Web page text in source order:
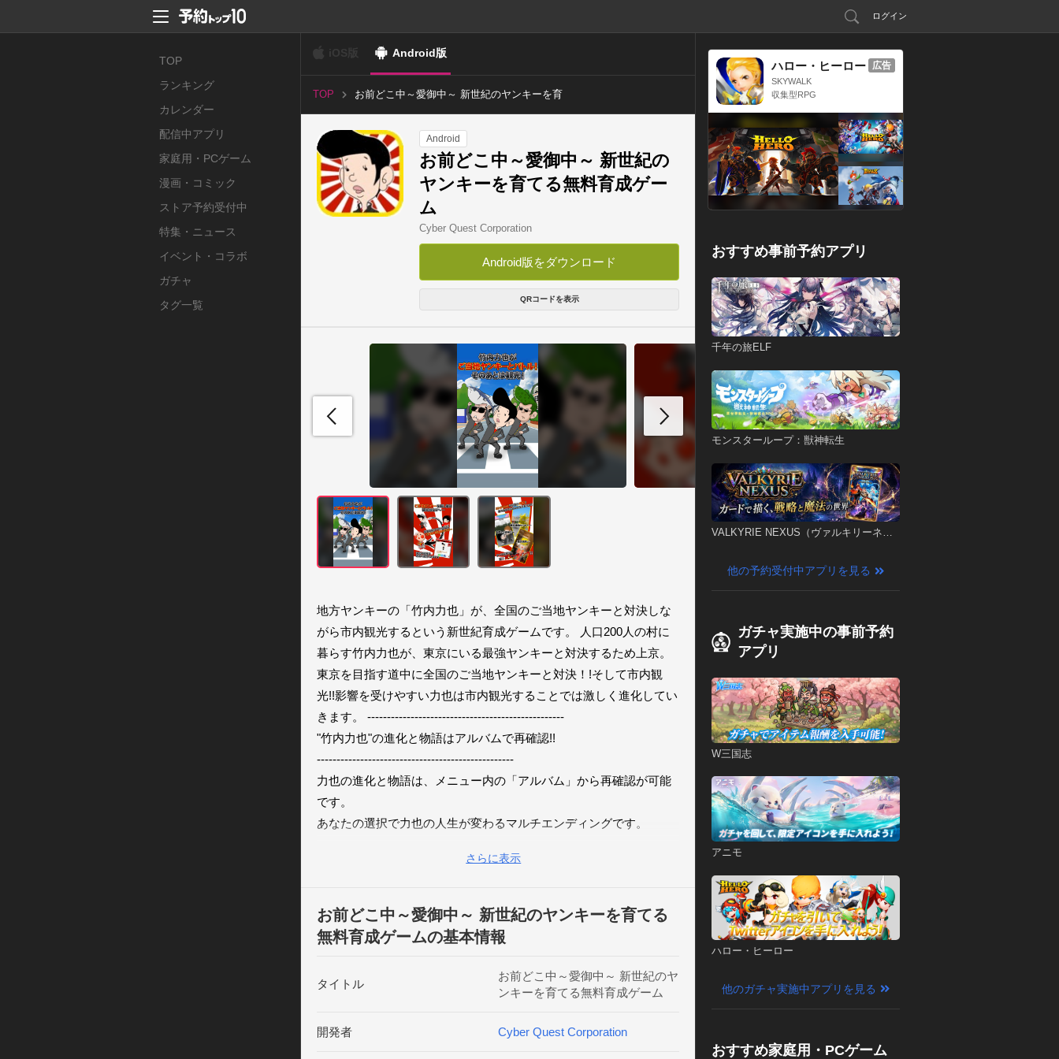
ログイン
TOP
ランキング
カレンダー
配信中アプリ
家庭用・PCゲーム
漫画・コミック
ストア予約受付中
特集・ニュース
イベント・コラボ
ガチャ
タグ一覧
Android版
TOP
お前どこ中～愛御中～ 新世紀のヤンキーを育
Android
お前どこ中～愛御中～ 新世紀の
ヤンキーを育てる無料育成ゲー
ム
Cyber Quest Corporation
Android版をダウンロード
QRコードを表示
地方ヤンキーの「竹内力也」が、全国のご当地ヤンキーと対決しな
がら市内観光するという新世紀育成ゲームです。 人口200人の村に
暮らす竹内力也が、東京にいる最強ヤンキーと対決するため上京。
東京を目指す道中に全国のご当地ヤンキーと対決！!そして市内観
光!!影響を受けやすい力也は市内観光することでは激しく進化してい
きます。 --------------------------------------------------
"竹内力也"の進化と物語はアルバムで再確認!!
--------------------------------------------------
力也の進化と物語は、メニュー内の「アルバム」から再確認が可能
です。
あなたの選択で力也の人生が変わるマルチエンディングです。
-------------
その他、ボーナスステージやアイテムなど!!
ゲーム中、一気にEXP(経験値)を獲得できるボーナスステージが発生
します。
で是非お友達と一緒にお楽しみください!! -----------------------------------
さらに表示
お前どこ中～愛御中～ 新世紀のヤンキーを育てる
無料育成ゲームの基本情報
タイトル
お前どこ中～愛御中～ 新世紀のヤ
ンキーを育てる無料育成ゲーム
開発者 Cyber Quest Corporation
ハロー・ヒーロー
SKYWALK
収集型RPG
広告
おすすめ事前予約アプリ
千年の旅ELF
モンスターループ：獣神転生
VALKYRIE NEXUS（ヴァルキリーネク
他の予約受付中アプリを見る
ガチャ実施中の事前予約
アプリ
W三国志
アニモ
ハロー・ヒーロー
他のガチャ実施中アプリを見る
おすすめ家庭用・PCゲーム